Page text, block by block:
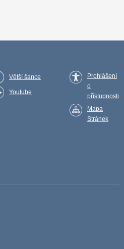
Větší šance
Youtube
Prohlášení
o
přístupnosti
Mapa
Stránek